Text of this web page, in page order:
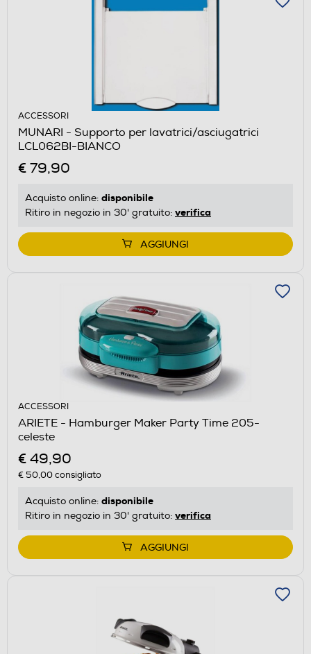
ACCESSORI
MUNARI - Supporto per lavatrici/asciugatrici
LCL062BI-BIANCO
€ 79,90
Acquisto online: disponibile
Ritiro in negozio in 30' gratuito: verifica
AGGIUNGI
ACCESSORI
ARIETE - Hamburger Maker Party Time 205-
celeste
€ 49,90
€ 50,00consigliato
Acquisto online: disponibile
Ritiro in negozio in 30' gratuito: verifica
AGGIUNGI